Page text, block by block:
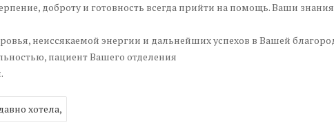
доброту и готовность всегда прийти на помощь. Ваши
неиссякаемой энергии и дальнейших успехов в Вашей
пациент Вашего отделения
хотела,